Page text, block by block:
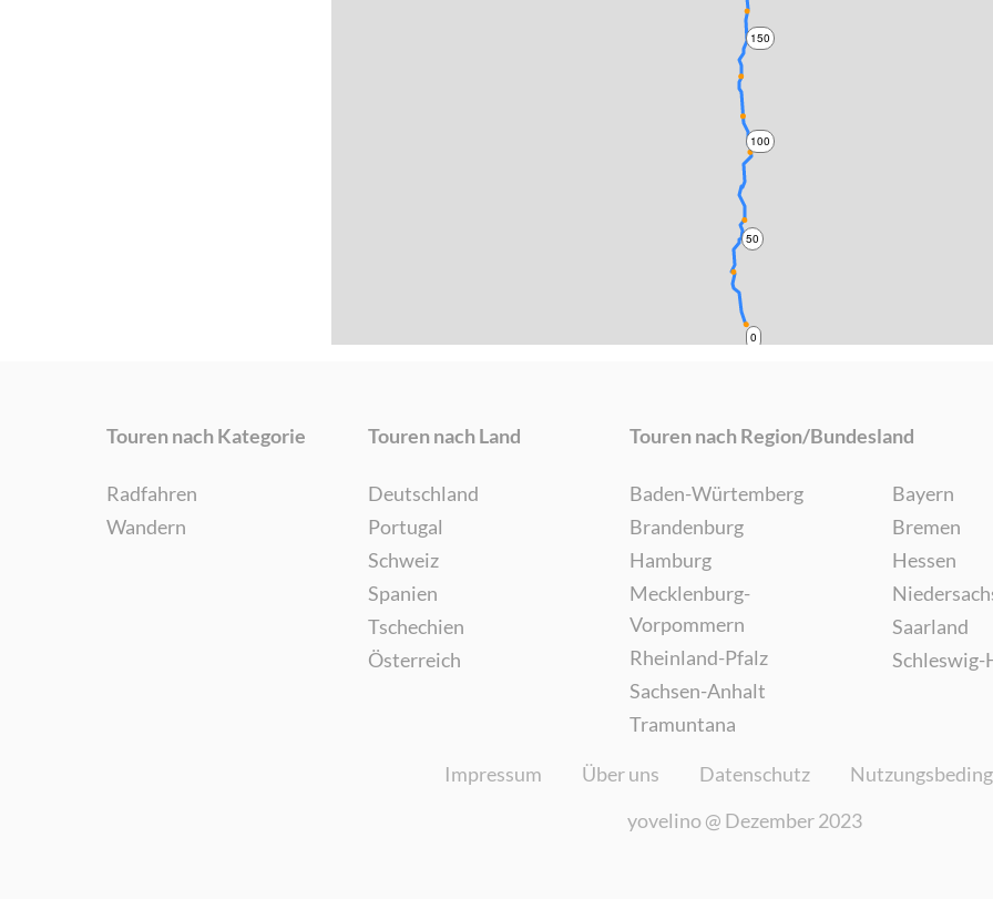
0
50
100
150
Touren nach Kategorie
Radfahren
Wandern
Touren nach Land
Deutschland
Portugal
Schweiz
Spanien
Tschechien
Österreich
Touren nach Region/Bundesland
Baden-Würtemberg
Brandenburg
Hamburg
Mecklenburg-
Vorpommern
Rheinland-Pfalz
Sachsen-Anhalt
Tramuntana
Bayern
Bremen
Hessen
Saarland
Impressum Über uns Datenschutz
yovelino @ Dezember 2023